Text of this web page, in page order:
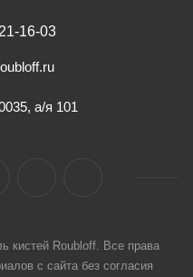
16-03
а/я 101
кистей Roubloff. Все права
с сайта без согласия